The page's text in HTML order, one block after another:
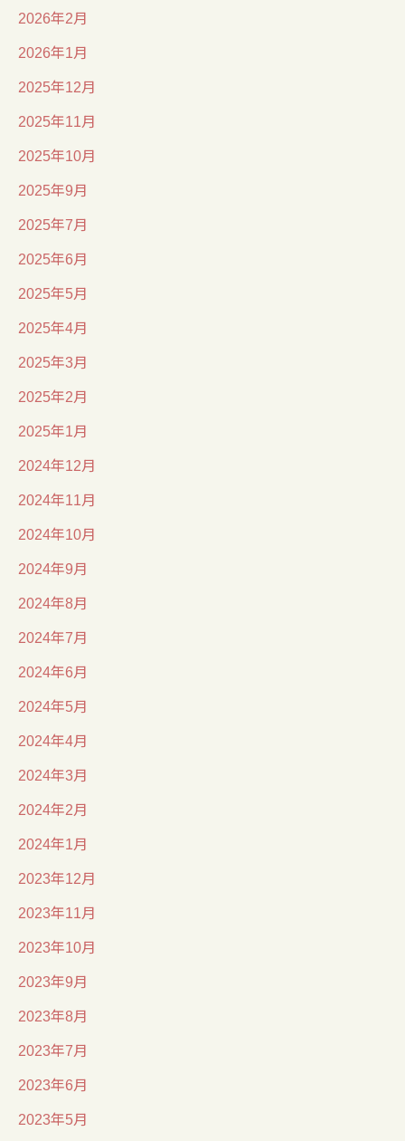
2026年2月
2026年1月
2025年12月
2025年11月
2025年10月
2025年9月
2025年7月
2025年6月
2025年5月
2025年4月
2025年3月
2025年2月
2025年1月
2024年12月
2024年11月
2024年10月
2024年9月
2024年8月
2024年7月
2024年6月
2024年5月
2024年4月
2024年3月
2024年2月
2024年1月
2023年12月
2023年11月
2023年10月
2023年9月
2023年8月
2023年7月
2023年6月
2023年5月